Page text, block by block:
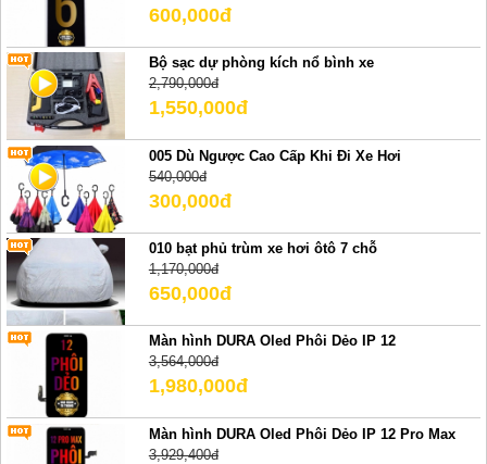
600,000đ
Bộ sạc dự phòng kích nổ bình xe
2,790,000đ
1,550,000đ
005 Dù Ngược Cao Cấp Khi Đi Xe Hơi
540,000đ
300,000đ
010 bạt phủ trùm xe hơi ôtô 7 chỗ
1,170,000đ
650,000đ
Màn hình DURA Oled Phôi Dẻo IP 12
3,564,000đ
1,980,000đ
Màn hình DURA Oled Phôi Dẻo IP 12 Pro Max
3,929,400đ